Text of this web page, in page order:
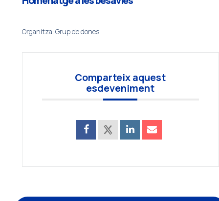
Organitza: Grup de dones
Comparteix aquest
esdeveniment